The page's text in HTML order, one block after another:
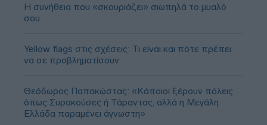
Η συνήθεια που «σκουριάζει» σιωπηλά το μυαλό
σου
Yellow flags στις σχέσεις: Τι είναι και πότε πρέπει
να σε προβληματίσουν
Θεόδωρος Παπακώστας: «Κάποιοι ξέρουν πόλεις
όπως Συρακούσες ή Τάραντας, αλλά η Μεγάλη
Ελλάδα παραμένει άγνωστη»